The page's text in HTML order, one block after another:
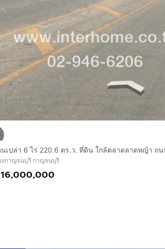
งกาญจนบุรี กาญจนบุรี